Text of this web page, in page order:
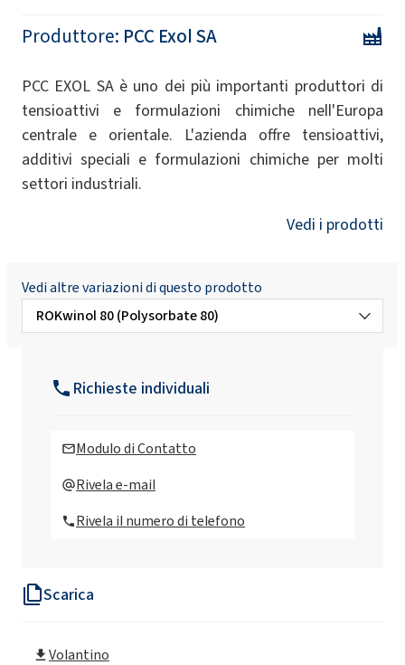
Scarica
Volantino
Produttore: PCC Exol SA
PCC EXOL SA è uno dei più importanti produttori di
tensioattivi e formulazioni chimiche nell'Europa
centrale e orientale. L'azienda offre tensioattivi,
additivi speciali e formulazioni chimiche per molti
settori industriali.
Vedi i prodotti
Vedi altre variazioni di questo prodotto
ROKwinol 80 (Polysorbate 80)
Richieste individuali
Modulo di Contatto
Rivela e-mail
Rivela il numero di telefono